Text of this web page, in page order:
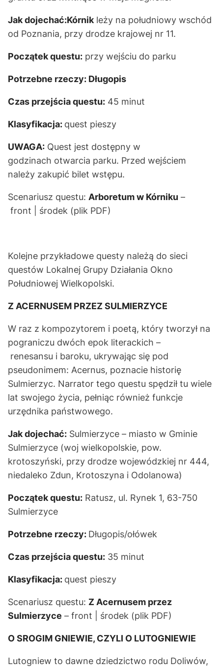
Jak dojechać:Kórnik leży na południowy wschód
od Poznania, przy drodze krajowej nr 11.
Początek questu: przy wejściu do parku
Potrzebne rzeczy: Długopis
Czas przejścia questu: 45 minut
Klasyfikacja: quest pieszy
UWAGA: Quest jest dostępny w
godzinach otwarcia parku. Przed wejściem
należy zakupić bilet wstępu.
Scenariusz questu: Arboretum w Kórniku –
front | środek (plik PDF)
Kolejne przykładowe questy należą do sieci
questów Lokalnej Grupy Działania Okno
Południowej Wielkopolski.
Z ACERNUSEM PRZEZ SULMIERZYCE
W raz z kompozytorem i poetą, który tworzył na
pograniczu dwóch epok literackich –
renesansu i baroku, ukrywając się pod
pseudonimem: Acernus, poznacie historię
Sulmierzyc. Narrator tego questu spędził tu wiele
lat swojego życia, pełniąc również funkcje
urzędnika państwowego.
Jak dojechać: Sulmierzyce – miasto w Gminie
Sulmierzyce (woj wielkopolskie, pow.
krotoszyński, przy drodze wojewódzkiej nr 444,
niedaleko Zdun, Krotoszyna i Odolanowa)
Początek questu: Ratusz, ul. Rynek 1, 63-750
Sulmierzyce
Potrzebne rzeczy: Długopis/ołówek
Czas przejścia questu: 35 minut
Klasyfikacja: quest pieszy
Scenariusz questu: Z Acernusem przez
Sulmierzyce – front środek (plik PDF)
O SROGIM GNIEWIE, CZYLI O LUTOGNIEWIE
Lutogniew to dawne dziedzictwo rodu Doliwów,